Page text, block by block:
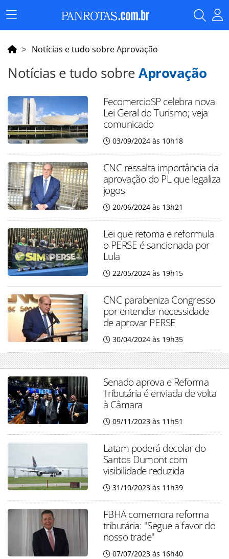
Menu
Principal
Notícias e tudo sobre Aprovação
Notícias e tudo sobreAprovação
FecomercioSP celebra nova
Lei Geral do Turismo; veja
comunicado
03/09/2024 às 10h18
CNC ressalta importância da
aprovação do PL que legaliza
jogos
20/06/2024 às 13h21
Lei que retoma e reformula
o PERSE é sancionada por
Lula
22/05/2024 às 19h15
CNC parabeniza Congresso
por entender necessidade
de aprovar PERSE
30/04/2024 às 19h35
Senado aprova e Reforma
Tributária é enviada de volta
à Câmara
09/11/2023 às 11h51
Latam poderá decolar do
Santos Dumont com
visibilidade reduzida
31/10/2023 às 11h39
FBHA comemora reforma
tributária: "Segue a favor do
nosso trade"
07/07/2023 às 16h40